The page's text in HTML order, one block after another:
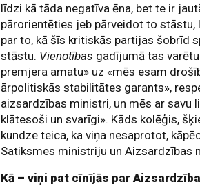
līdzi kā tāda negatīva ēna, bet te ir
pārorientēties jeb pārveidot to
par to, kā šīs kritiskās partijas šobrīd
stāstu. Vienotības gadījumā tas
premjera amatu» uz «mēs esam
ārpolitiskās stabilitātes garants»,
aizsardzības ministri, un mēs ar savu
klātesoši un svarīgi». Kāds kolēģis,
kundze teica, ka viņa nesaprotot,
Satiksmes ministriju un Aizsardzības
Kā – viņi pat cīnījās par